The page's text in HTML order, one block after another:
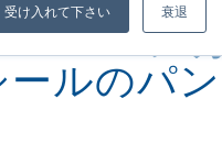
受け入れて下さい 衰退
メ
ールのパ